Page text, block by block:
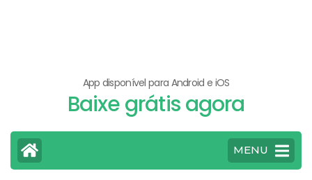
App disponível para Android e iOS
Baixe grátis agora
MENU